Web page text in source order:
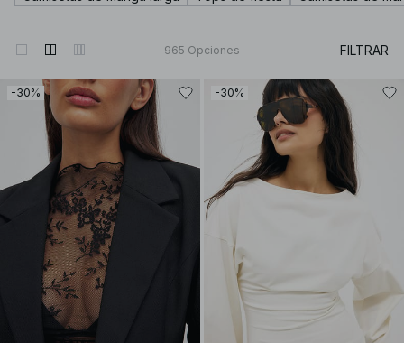
965 Opciones FILTRAR
-30% -30%